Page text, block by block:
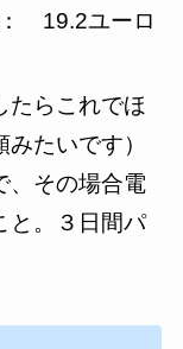
19.2ユーロ
たらこれでほ
たいです）
、その場合電
と。３日間パ